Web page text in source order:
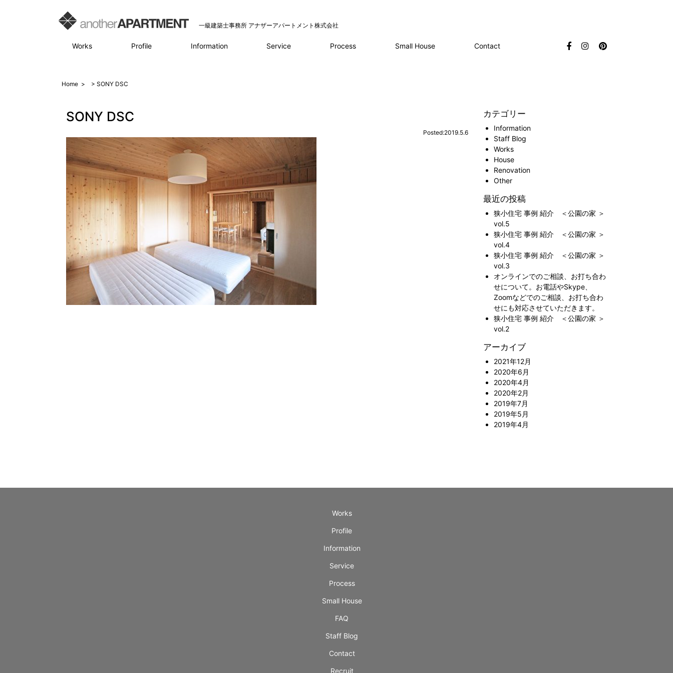
一級建築士事務所 アナザーアパートメント株式会社
Works Profile Information Service Process Small House Contact
Home > > SONY DSC
SONY DSC
Posted:2019.5.6
カテゴリー
Information
Staff Blog
Works
House
Renovation
Other
最近の投稿
狭小住宅 事例 紹介 ＜公園の家 ＞
vol.5
狭小住宅 事例 紹介 ＜公園の家 ＞
vol.4
狭小住宅 事例 紹介 ＜公園の家 ＞
vol.3
オンラインでのご相談、お打ち合わ
せについて。お電話やSkype、
Zoomなどでのご相談、お打ち合わ
せにも対応させていただきます。
狭小住宅 事例 紹介 ＜公園の家 ＞
vol.2
アーカイブ
2021年12月
2020年6月
2020年4月
2020年2月
2019年7月
2019年5月
2019年4月
Works
Profile
Information
Service
Process
Small House
FAQ
Staff Blog
Contact
Recruit